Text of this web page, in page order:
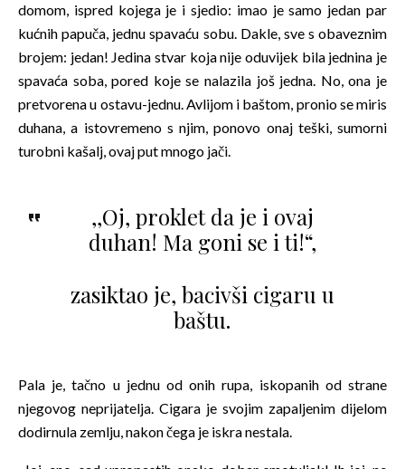
domom, ispred kojega je i sjedio: imao je samo jedan par
kućnih papuča, jednu spavaću sobu. Dakle, sve s obaveznim
brojem: jedan! Jedina stvar koja nije oduvijek bila jednina je
spavaća soba, pored koje se nalazila još jedna. No, ona je
pretvorena u ostavu-jednu. Avlijom i baštom, pronio se miris
duhana, a istovremeno s njim, ponovo onaj teški, sumorni
turobni kašalj, ovaj put mnogo jači.
,,Oj, proklet da je i ovaj
duhan! Ma goni se i ti!“,
zasiktao je, bacivši cigaru u
baštu.
Pala je, tačno u jednu od onih rupa, iskopanih od strane
njegovog neprijatelja. Cigara je svojim zapaljenim dijelom
dodirnula zemlju, nakon čega je iskra nestala.